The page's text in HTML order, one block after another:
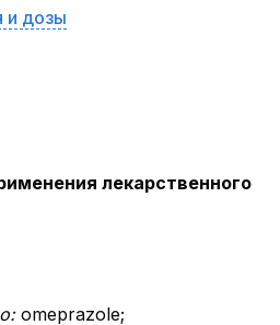
и дозы
лекарственного
: omeprazole;